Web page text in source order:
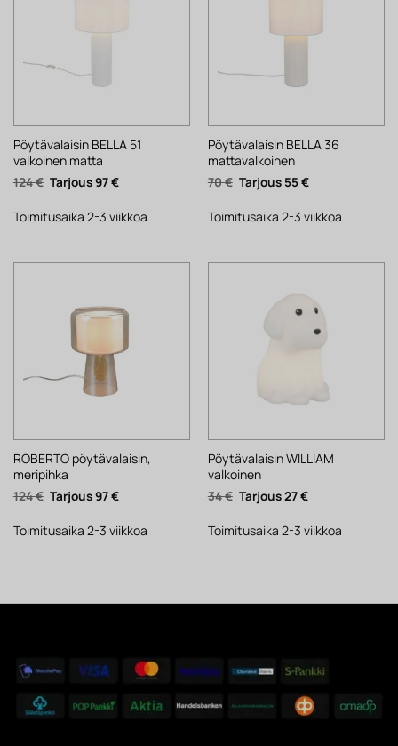
Pöytävalaisin BELLA 51
valkoinen matta
124€ Alkuperäinen
hinta
124 €.
97€Nykyinen
97 €.
Toimitusaika 2-3 viikkoa
Pöytävalaisin BELLA 36
mattavalkoinen
70€ Alkuperäinen
hinta
70 €.
55€Nykyinen
55 €.
Toimitusaika 2-3 viikkoa
ROBERTO pöytävalaisin,
meripihka
124€ Alkuperäinen
hinta
124 €.
97€Nykyinen
97 €.
Toimitusaika 2-3 viikkoa
Pöytävalaisin WILLIAM
valkoinen
34€ Alkuperäinen
hinta
34 €.
27€Nykyinen
27 €.
Toimitusaika 2-3 viikkoa